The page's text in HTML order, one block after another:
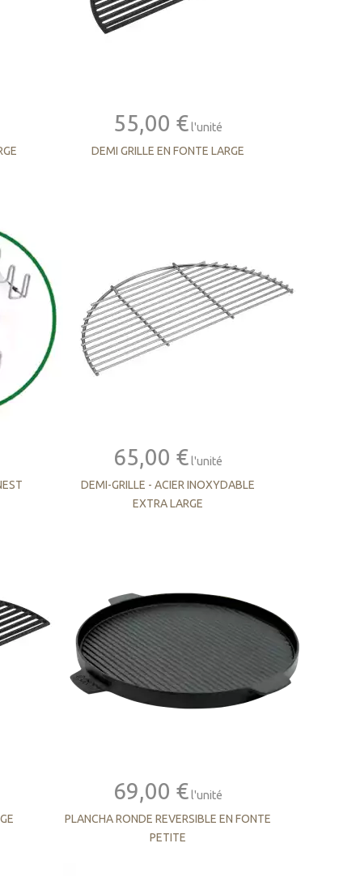
55,00 € l'unité
DEMI GRILLE EN FONTE LARGE
65,00 € l'unité
DEMI-GRILLE - ACIER INOXYDABLE
EXTRA LARGE
69,00 € l'unité
PLANCHA RONDE REVERSIBLE EN FONTE
PETITE